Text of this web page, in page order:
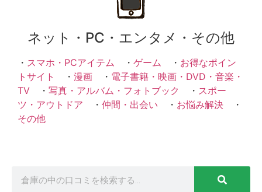
ネット・PC・エンタメ・その他
・ スマホ・PCアイテム ・ ゲーム ・ お得なポイン
トサイト
・ 漫画 ・ 電子書籍・映画・DVD・音楽・
TV ・ 写真・アルバム・フォトブック ・ スポー
ツ・アウトドア ・ 仲間・出会い ・ お悩み解決 ・
その他